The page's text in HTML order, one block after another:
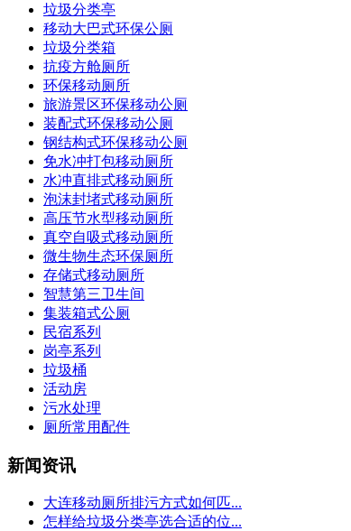
垃圾分类亭
移动大巴式环保公厕
垃圾分类箱
抗疫方舱厕所
环保移动厕所
旅游景区环保移动公厕
装配式环保移动公厕
钢结构式环保移动公厕
免水冲打包移动厕所
水冲直排式移动厕所
泡沫封堵式移动厕所
高压节水型移动厕所
真空自吸式移动厕所
微生物生态环保厕所
存储式移动厕所
智慧第三卫生间
集装箱式公厕
民宿系列
岗亭系列
垃圾桶
活动房
污水处理
厕所常用配件
新闻资讯
大连移动厕所排污方式如何匹...
怎样给垃圾分类亭选合适的位...